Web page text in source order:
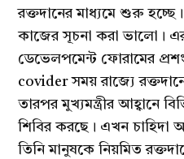
রক্তদানের মাধ্যমে শুরু
কাজের সূচনা করা ভালো। এর
ডেভেলপমেন্ট ফোরামের
covider সময় রাজ্যে
তারপর মুখ্যমন্ত্রীর আহ্বানে
শিবির করছে। এখন চাহিদা
তিনি মানুষকে নিয়মিত